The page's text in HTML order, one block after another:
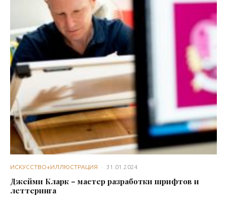
ИСКУССТВО+ИЛЛЮСТРАЦИЯ · 31.01.2024
Джейми Кларк – мастер разработки шрифтов и
леттеринга